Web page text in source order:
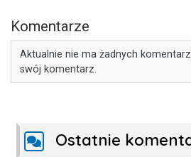
Komentarze
Aktualnie nie ma żadnych
swój komentarz.
Ostatnie